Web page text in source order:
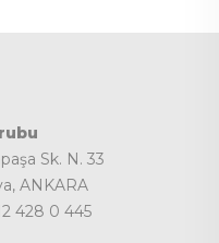
Sk. N. 33
ANKARA
428 0 445